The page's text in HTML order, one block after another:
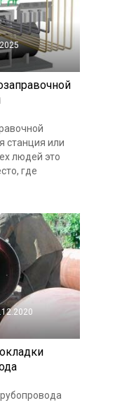
станция или
людей это
где